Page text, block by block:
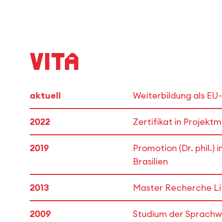
Vita
aktuell Weiterbildung als
2022 Zertifikat in
2019
Promotion (Dr. phil.)
Brasilien
2013 Master Recherche
2009 Studium der